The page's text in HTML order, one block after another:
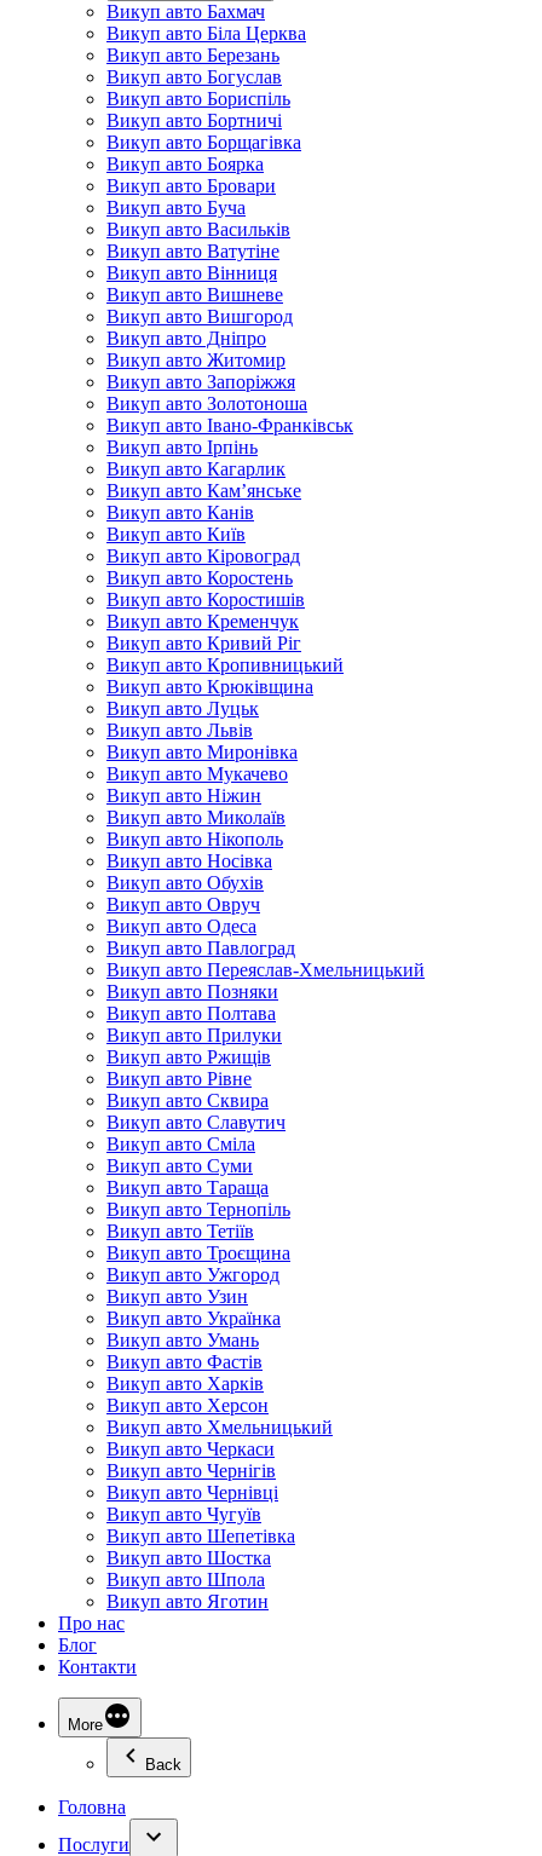
Викуп авто Бахмач
Викуп авто Біла Церква
Викуп авто Березань
Викуп авто Богуслав
Викуп авто Бориспіль
Викуп авто Бортничі
Викуп авто Борщагівка
Викуп авто Боярка
Викуп авто Бровари
Викуп авто Буча
Викуп авто Васильків
Викуп авто Ватутіне
Викуп авто Вінниця
Викуп авто Вишневе
Викуп авто Вишгород
Викуп авто Дніпро
Викуп авто Житомир
Викуп авто Запоріжжя
Викуп авто Золотоноша
Викуп авто Івано-Франківськ
Викуп авто Ірпінь
Викуп авто Кагарлик
Викуп авто Кам’янське
Викуп авто Канів
Викуп авто Київ
Викуп авто Кіровоград
Викуп авто Коростень
Викуп авто Коростишів
Викуп авто Кременчук
Викуп авто Кривий Ріг
Викуп авто Кропивницький
Викуп авто Крюківщина
Викуп авто Луцьк
Викуп авто Львів
Викуп авто Миронівка
Викуп авто Мукачево
Викуп авто Ніжин
Викуп авто Миколаїв
Викуп авто Нікополь
Викуп авто Носівка
Викуп авто Обухів
Викуп авто Овруч
Викуп авто Одеса
Викуп авто Павлоград
Викуп авто Переяслав-Хмельницький
Викуп авто Позняки
Викуп авто Полтава
Викуп авто Прилуки
Викуп авто Ржищів
Викуп авто Рівне
Викуп авто Сквира
Викуп авто Славутич
Викуп авто Сміла
Викуп авто Суми
Викуп авто Тараща
Викуп авто Тернопіль
Викуп авто Тетіїв
Викуп авто Троєщина
Викуп авто Ужгород
Викуп авто Узин
Викуп авто Українка
Викуп авто Умань
Викуп авто Фастів
Викуп авто Харків
Викуп авто Херсон
Викуп авто Хмельницький
Викуп авто Черкаси
Викуп авто Чернігів
Викуп авто Чернівці
Викуп авто Чугуїв
Викуп авто Шепетівка
Викуп авто Шостка
Викуп авто Шпола
Викуп авто Яготин
Про нас
Блог
Контакти
More
Back
Головна
Послуги